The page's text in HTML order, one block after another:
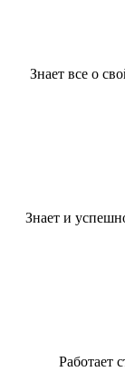
Знает все о
Знает и
Работает